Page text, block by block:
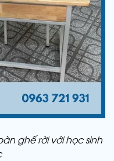
ghế rời với học sinh